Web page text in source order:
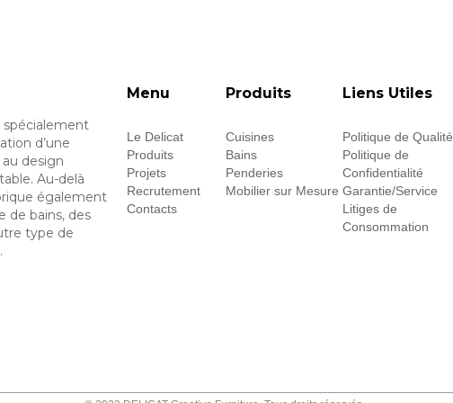
spécialement
d’une
design
Au-delà
également
de bains, des
type de
Menu
Le Delicat
Produits
Projets
Recrutement
Contacts
Produits
Cuisines
Bains
Penderies
Mobilier sur Mesure
Liens Utiles
Politique de Qualité
Politique de
Confidentialité
Garantie/Service
Litiges de
Consommation